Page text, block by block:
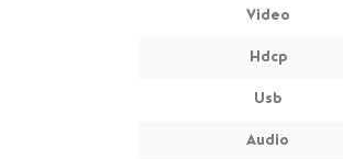
Video
Hdcp
Usb
Audio